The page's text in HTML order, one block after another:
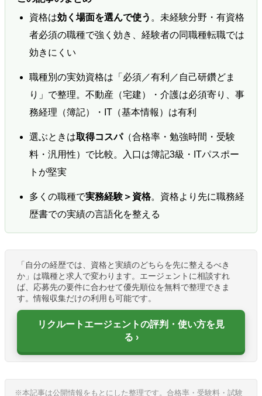
資格は効く場面を選んで使う 。未経験分野・有資格
者必須の職種で強く効き、経験者の同職種転職では
効きにくい
職種別の実効資格は「必須／有利／自己研鑽どま
り」で整理。不動産（宅建）・介護は必須寄り、事
務経理（簿記）・IT（基本情報）は有利
選ぶときは取得コスパ（合格率・勉強時間・受験
料・汎用性）で比較。入口は簿記3級・ITパスポー
トが堅実
多くの職種で実務経験＞資格。資格より先に職務経
歴書での実績の言語化を整える
「自分の経歴では、資格と実績のどちらを先に整えるべき
か」は職種と求人で変わります。エージェントに相談すれ
ば、応募先の要件に合わせて優先順位を無料で整理できま
す。情報収集だけの利用も可能です。
リクルートエージェントの評判・使い方を見
る
※本記事は公開情報をもとにした整理です。合格率・受験料・試験